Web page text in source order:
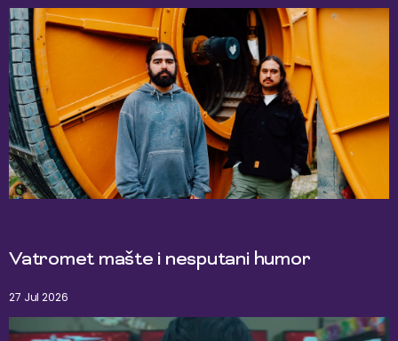
Vatromet mašte i nesputani humor
27 Jul 2026